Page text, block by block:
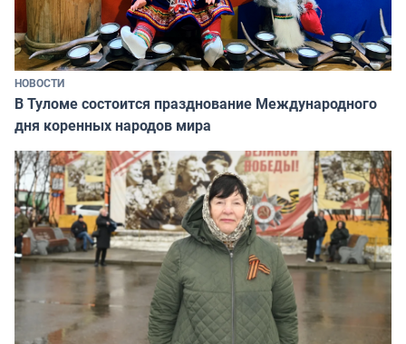
НОВОСТИ
В Туломе состоится празднование Международного
дня коренных народов мира